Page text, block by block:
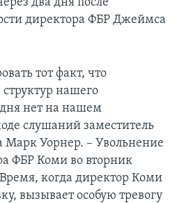
директора ФБР Джеймса
тот факт, что
нашего
нет на нашем
слушаний заместитель
Марк Уорнер. – Увольнение
ФБР Коми во вторник
когда директор Коми
вызывает особую тревогу